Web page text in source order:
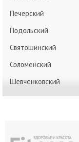
Печерский
Подольский
Святошинский
Соломенский
Шевченковский